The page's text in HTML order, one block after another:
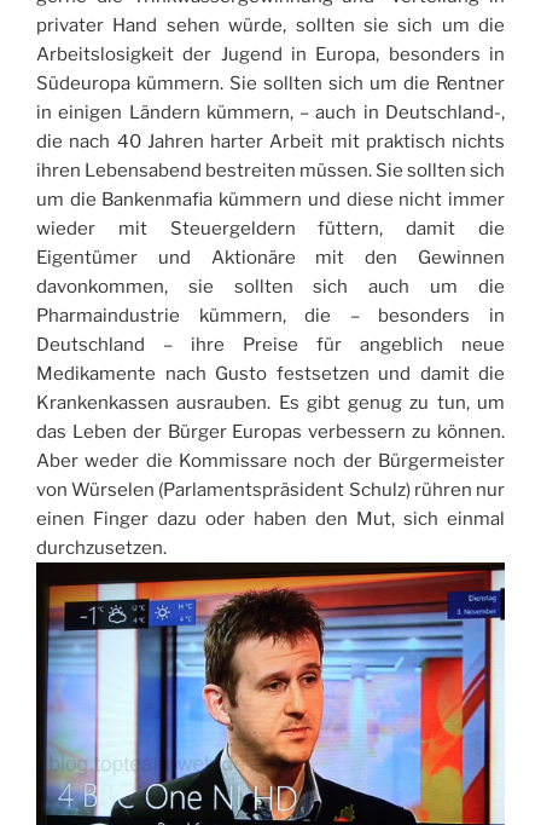
privater Hand sehen würde, sollten sie sich um die
Arbeitslosigkeit der Jugend in Europa, besonders in
Südeuropa kümmern. Sie sollten sich um die Rentner
in einigen Ländern kümmern, – auch in Deutschland-,
die nach 40 Jahren harter Arbeit mit praktisch nichts
ihren Lebensabend bestreiten müssen. Sie sollten sich
um die Bankenmafia kümmern und diese nicht immer
wieder mit Steuergeldern füttern, damit die
Eigentümer und Aktionäre mit den Gewinnen
davonkommen, sie sollten sich auch um die
Pharmaindustrie kümmern, die – besonders in
Deutschland – ihre Preise für angeblich neue
Medikamente nach Gusto festsetzen und damit die
Krankenkassen ausrauben. Es gibt genug zu tun, um
das Leben der Bürger Europas verbessern zu können.
Aber weder die Kommissare noch der Bürgermeister
von Würselen (Parlamentspräsident Schulz) rühren nur
einen Finger dazu oder haben den Mut, sich einmal
durchzusetzen.